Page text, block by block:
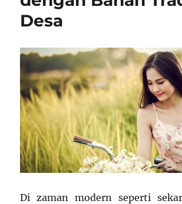
Desa
Di zaman modern seperti